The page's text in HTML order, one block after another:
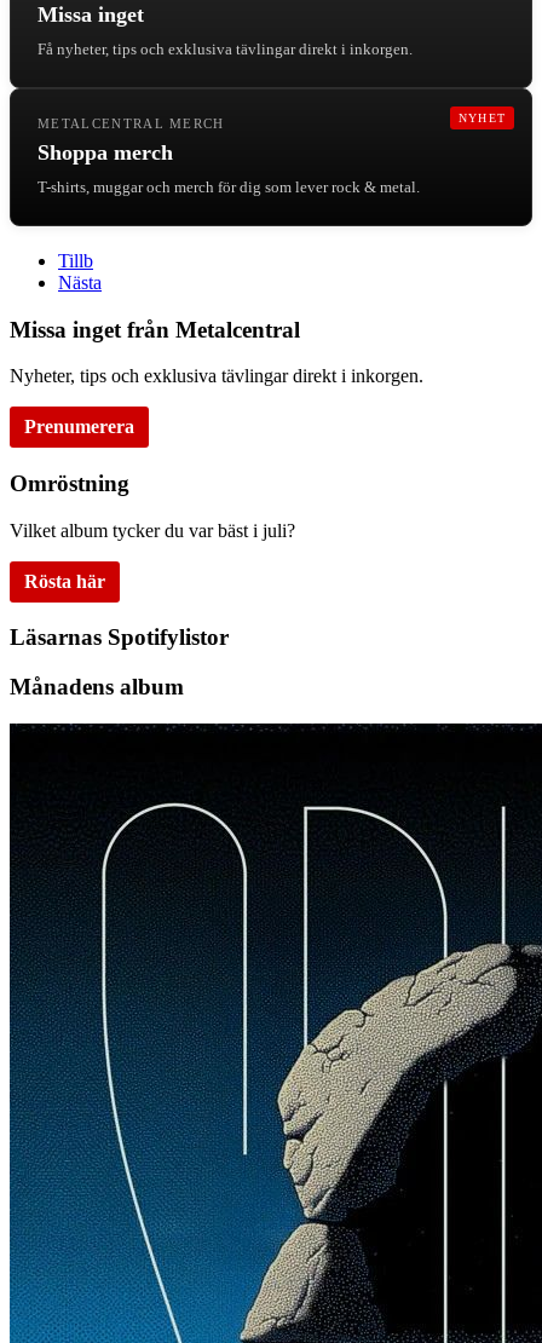
Missa inget
Få nyheter, tips och exklusiva tävlingar direkt i inkorgen.
NYHET
METALCENTRAL MERCH
Shoppa merch
T-shirts, muggar och merch för dig som lever rock & metal.
Tillb
Nästa
Missa inget från Metalcentral
Nyheter, tips och exklusiva tävlingar direkt i inkorgen.
Prenumerera
Omröstning
Vilket album tycker du var bäst i juli?
Rösta här
Läsarnas Spotifylistor
Månadens album